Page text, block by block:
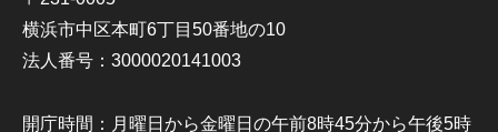
横浜市中区本町6丁目50番地の10
法人番号：3000020141003
開庁時間：月曜日から金曜日の午前8時45分から午後5時